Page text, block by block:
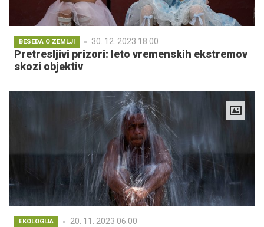
BESEDA O ZEMLJI 30. 12. 2023 18.00
Pretresljivi prizori: leto vremenskih ekstremov
skozi objektiv
EKOLOGIJA 20. 11. 2023 06.00